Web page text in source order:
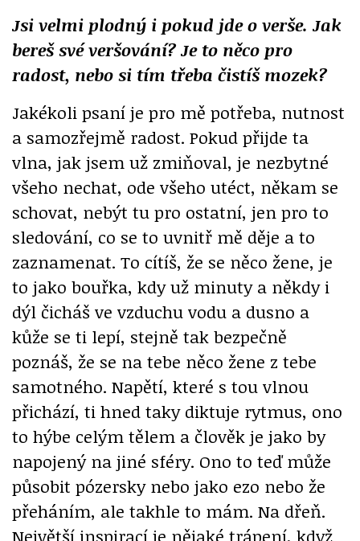
Jsi velmi plodný i pokud jde o verše. Jak
bereš své veršování? Je to něco pro
radost, nebo si tím třeba čistíš mozek?
Jakékoli psaní je pro mě potřeba, nutnost
a samozřejmě radost. Pokud přijde ta
vlna, jak jsem už zmiňoval, je nezbytné
všeho nechat, ode všeho utéct, někam se
schovat, nebýt tu pro ostatní, jen pro to
sledování, co se to uvnitř mě děje a to
zaznamenat. To cítíš, že se něco žene, je
to jako bouřka, kdy už minuty a někdy i
dýl čicháš ve vzduchu vodu a dusno a
kůže se ti lepí, stejně tak bezpečně
poznáš, že se na tebe něco žene z tebe
samotného. Napětí, které s tou vlnou
přichází, ti hned taky diktuje rytmus, ono
to hýbe celým tělem a člověk je jako by
napojený na jiné sféry. Ono to teď může
působit pózersky nebo jako ezo nebo že
přeháním, ale takhle to mám. Na dřeň.
Největší inspirací je nějaké trápení, když